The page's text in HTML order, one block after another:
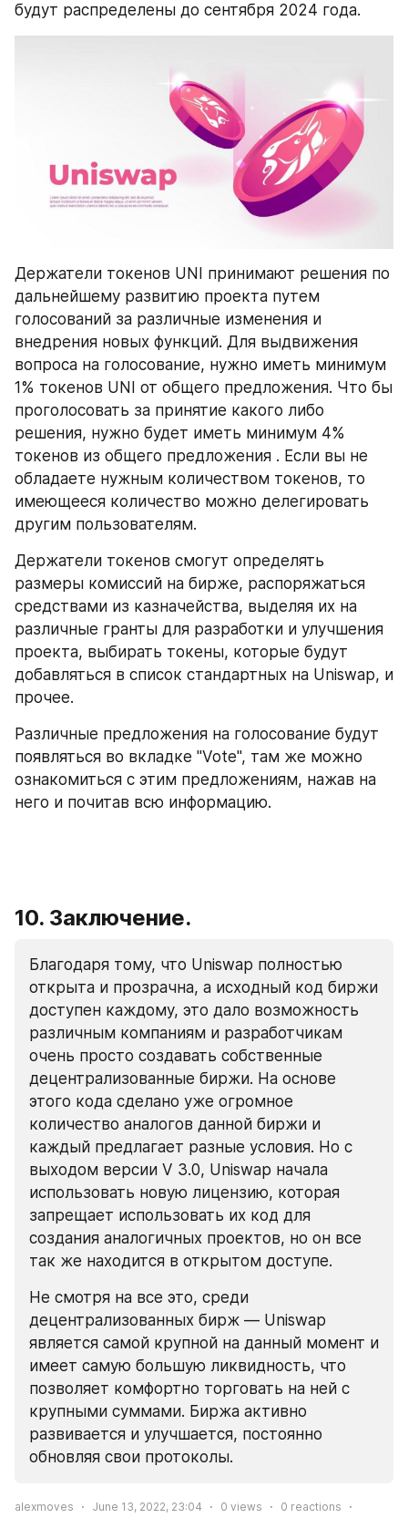
будут распределены до сентября 2024 года.
Держатели токенов UNI принимают решения по
дальнейшему развитию проекта путем
голосований за различные изменения и
внедрения новых функций. Для выдвижения
вопроса на голосование, нужно иметь минимум
1% токенов UNI от общего предложения. Что бы
проголосовать за принятие какого либо
решения, нужно будет иметь минимум 4%
токенов из общего предложения . Если вы не
обладаете нужным количеством токенов, то
имеющееся количество можно делегировать
другим пользователям.
Держатели токенов смогут определять
размеры комиссий на бирже, распоряжаться
средствами из казначейства, выделяя их на
различные гранты для разработки и улучшения
проекта, выбирать токены, которые будут
добавляться в список стандартных на Uniswap, и
прочее.
Различные предложения на голосование будут
появляться во вкладке "Vote", там же можно
ознакомиться с этим предложениям, нажав на
него и почитав всю информацию.
10. Заключение.
Благодаря тому, что Uniswap полностью
открыта и прозрачна, а исходный код биржи
доступен каждому, это дало возможность
различным компаниям и разработчикам
очень просто создавать собственные
децентрализованные биржи. На основе
этого кода сделано уже огромное
количество аналогов данной биржи и
каждый предлагает разные условия. Но с
выходом версии V 3.0, Uniswap начала
использовать новую лицензию, которая
запрещает использовать их код для
создания аналогичных проектов, но он все
так же находится в открытом доступе.
Не смотря на все это, среди
децентрализованных бирж — Uniswap
является самой крупной на данный момент и
имеет самую большую ликвидность, что
позволяет комфортно торговать на ней с
крупными суммами. Биржа активно
развивается и улучшается, постоянно
обновляя свои протоколы.
alexmoves June 13, 2022, 23:04 0 views 0 reactions